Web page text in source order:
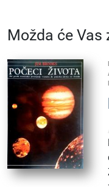
Možda će